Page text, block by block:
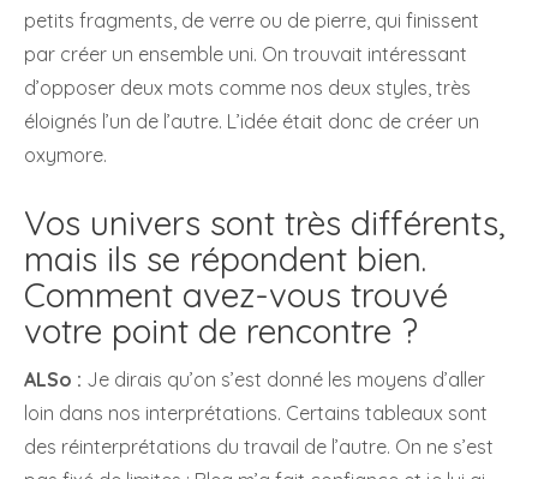
petits fragments, de verre ou de pierre, qui finissent
par créer un ensemble uni. On trouvait intéressant
d’opposer deux mots comme nos deux styles, très
éloignés l’un de l’autre. L’idée était donc de créer un
oxymore.
Vos univers sont très différents,
mais ils se répondent bien.
Comment avez-vous trouvé
votre point de rencontre ?
ALSo : Je dirais qu’on s’est donné les moyens d’aller
loin dans nos interprétations. Certains tableaux sont
des réinterprétations du travail de l’autre. On ne s’est